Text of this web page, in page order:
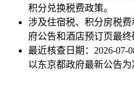
积分兑换税费政策。
涉及住宿税、积分房税
府公告和酒店预订页最终
最近核查日期：2026-07-
以东京都政府最新公告为